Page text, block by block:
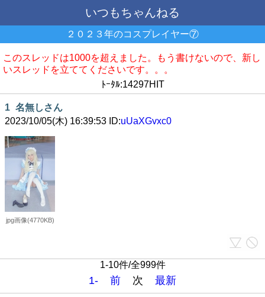
いつもちゃんねる
２０２３年のコスプレイヤー⑦
このスレッドは1000を超えました。もう書けないので、新し
いスレッドを立ててくださいです。。。
ﾄｰﾀﾙ:14297HIT
1 名無しさん
2023/10/05(木) 16:39:53 ID:uUaXGvxc0
jpg画像(4770KB)
1-10件/全999件
1- 前 次 最新